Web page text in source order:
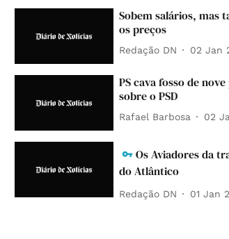
Sobem salários, mas
os preços
Redação DN 02 Jan
PS cava fosso de
sobre o PSD
Rafael Barbosa 02
Os Aviadores da
do Atlântico
Redação DN 01 Jan